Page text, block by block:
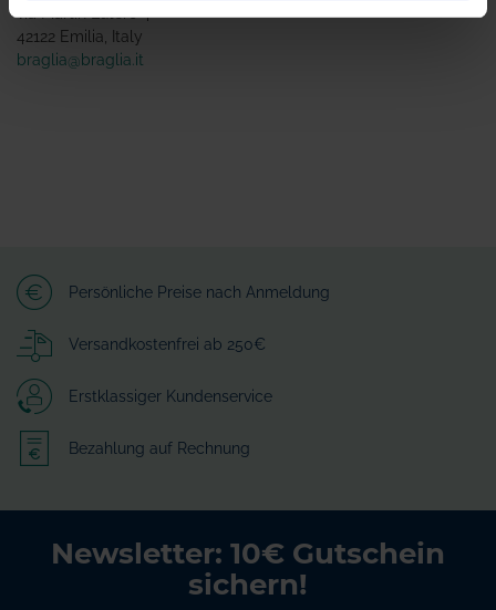
via Martin Lutero 4
42122 Emilia, Italy
braglia@braglia.it
Persönliche Preise nach Anmeldung
Versandkostenfrei ab 250€
Erstklassiger Kundenservice
Bezahlung auf Rechnung
Newsletter: 10€ Gutschein
sichern!